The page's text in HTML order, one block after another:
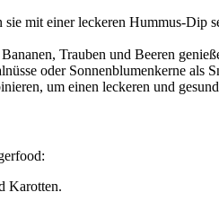
mit einer leckeren Hummus-Dip
Trauben und Beeren
oder Sonnenblumenkerne als
um einen leckeren und
Karotten.